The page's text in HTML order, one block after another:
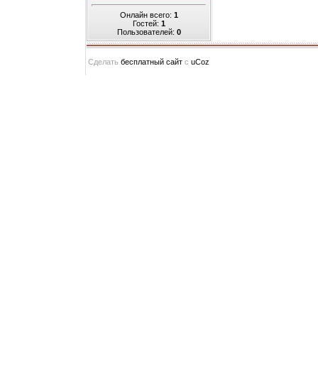
Онлайн всего: 1
Гостей: 1
Пользователей: 0
Сделать бесплатный сайт с uCoz